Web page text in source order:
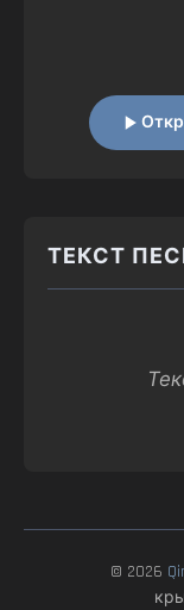
ТЕКСТ
© 2026